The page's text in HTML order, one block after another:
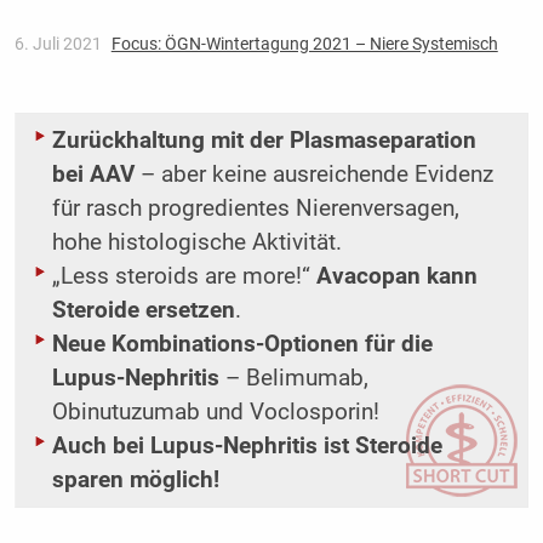
6. Juli 2021 Focus: ÖGN-Wintertagung 2021 – Niere Systemisch
Zurückhaltung mit der Plasmaseparation
bei AAV– aber keine ausreichende ­Evidenz
für rasch progredientes Nierenversagen,
hohe histologische Aktivität.
„Less steroids are more!“ Avacopan kann
Steroide ersetzen.
Neue Kombinations-Optionen für die
Lupus-Nephritis – Belimumab,
Obinutuzumab und Voclosporin!
Auch bei Lupus-Nephritis ist Steroide
sparen möglich!